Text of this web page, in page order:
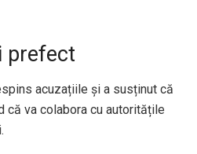
prefect
acuzațiile și a susținut că
că va colabora cu autoritățile